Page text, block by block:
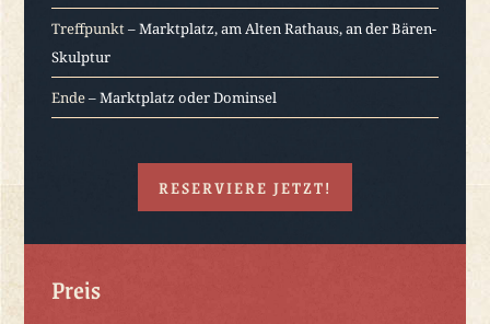
Treffpunkt– Marktplatz, am Alten Rathaus, an der Bären-
Skulptur
Ende– Marktplatz oder Dominsel
RESERVIERE JETZT!
Preis